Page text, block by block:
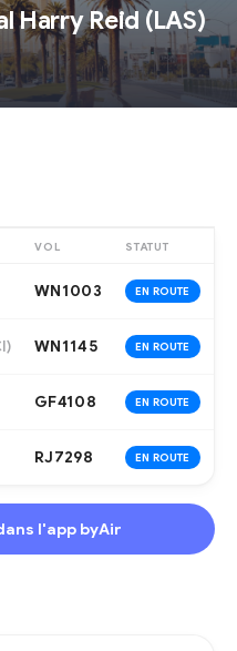
Harry Reid (LAS)
VOL STATUT
WN1003 EN ROUTE
) WN1145 EN ROUTE
GF4108 EN ROUTE
RJ7298 EN ROUTE
l'app byAir